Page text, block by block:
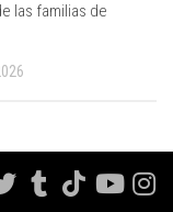
las familias de